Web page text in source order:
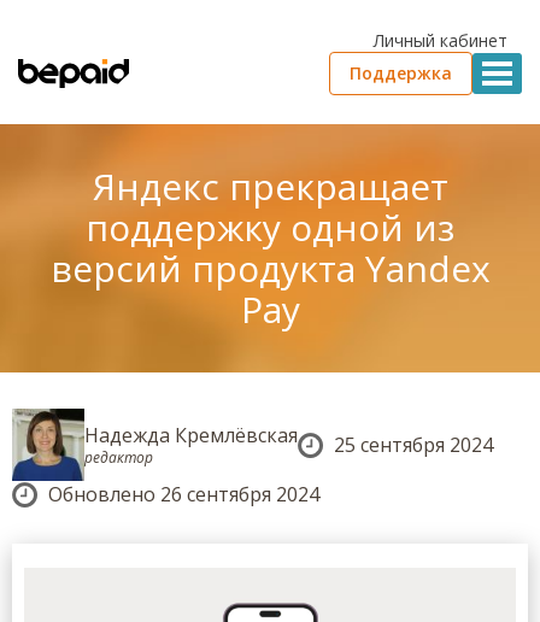
Поддержка
Личный кабинет
Яндекс прекращает
поддержку одной из
версий продукта Yandex
Pay
Надежда Кремлёвская
редактор
25 сентября 2024
Обновлено 26 сентября 2024